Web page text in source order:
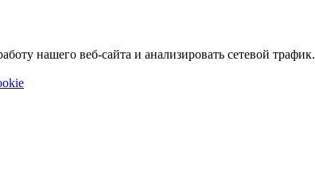
нашего веб-сайта и анализировать сетевой трафик.